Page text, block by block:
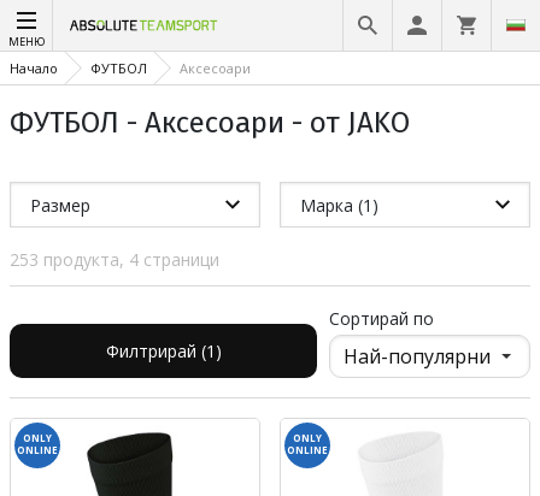
МЕНЮ
Начало ФУТБОЛ Аксесоари
ФУТБОЛ - Аксесоари - от JAKO
Размер Марка (1)
253 продукта, 4 страници
Филтрирай (1)
Сортирай по
ONLY
ONLINE
ONLY
ONLINE